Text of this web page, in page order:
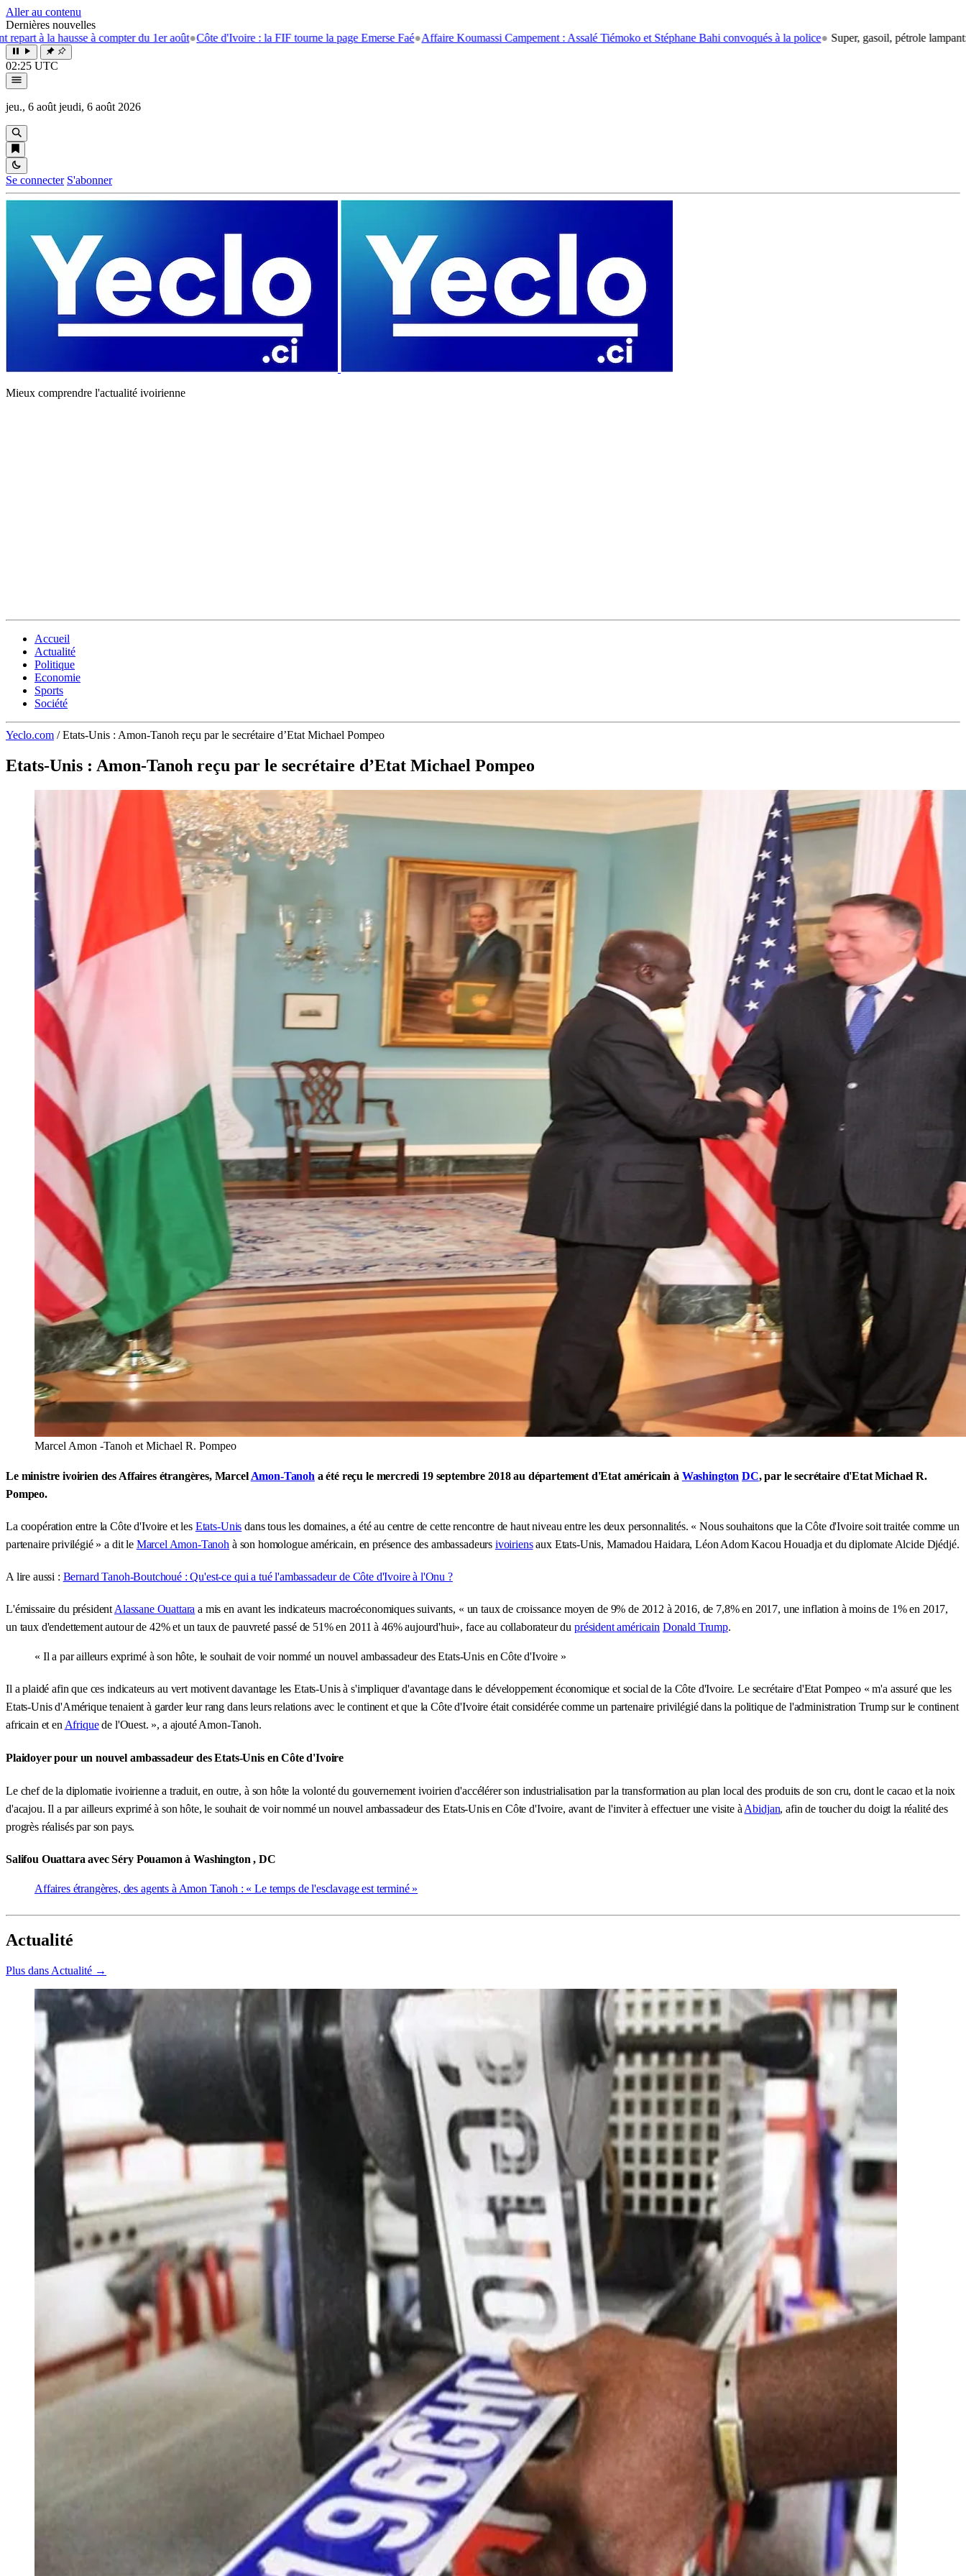
Aller au contenu
Dernières nouvelles
à compter du 1er août●Côte d'Ivoire : la FIF tourne la page Emerse Faé●Affaire Koumassi Campement : Assalé Tiémoko et Stéphane Bahi convoqués à la police● Super, gasoil, pétrole lampant: le
02:25 UTC
jeu., 6 août jeudi, 6 août 2026
Se connecter S'abonner
Mieux comprendre l'actualité ivoirienne
Accueil
Actualité
Politique
Economie
Sports
Société
Yeclo.com / Etats-Unis : Amon-Tanoh reçu par le secrétaire d’Etat Michael Pompeo
Etats-Unis : Amon-Tanoh reçu par le secrétaire d’Etat Michael Pompeo
Marcel Amon -Tanoh et Michael R. Pompeo
Le ministre ivoirien des Affaires étrangères, Marcel Amon-Tanoh a été reçu le mercredi 19 septembre 2018 au département d'Etat américain à Washington DC, par le secrétaire d'Etat Michael R.
Pompeo.
La coopération entre la Côte d'Ivoire et les Etats-Unis dans tous les domaines, a été au centre de cette rencontre de haut niveau entre les deux personnalités. « Nous souhaitons que la Côte d'Ivoire soit traitée comme un
partenaire privilégié » a dit le Marcel Amon-Tanoh à son homologue américain, en présence des ambassadeurs ivoiriensaux Etats-Unis, Mamadou Haidara, Léon Adom Kacou Houadja et du diplomate Alcide Djédjé.
A lire aussi : Bernard Tanoh-Boutchoué : Qu'est-ce qui a tué l'ambassadeur de Côte d'Ivoire à l'Onu ?
L'émissaire du président Alassane Ouattara a mis en avant les indicateurs macroéconomiques suivants, « un taux de croissance moyen de 9% de 2012 à 2016, de 7,8% en 2017, une inflation à moins de 1% en 2017,
un taux d'endettement autour de 42% et un taux de pauvreté passé de 51% en 2011 à 46% aujourd'hui», face au collaborateur duprésident américain Donald Trump.
« Il a par ailleurs exprimé à son hôte, le souhait de voir nommé un nouvel ambassadeur des Etats-Unis en Côte d'Ivoire »
Il a plaidé afin que ces indicateurs au vert motivent davantage les Etats-Unis à s'impliquer d'avantage dans le développement économique et social de la Côte d'Ivoire. Le secrétaire d'Etat Pompeo « m'a assuré que les
Etats-Unis d'Amérique tenaient à garder leur rang dans leurs relations avec le continent et que la Côte d'Ivoire était considérée comme un partenaire privilégié dans la politique de l'administration Trump sur le continent
africain et en Afriquede l'Ouest. », a ajouté Amon-Tanoh.
Plaidoyer pour un nouvel ambassadeur des Etats-Unis en Côte d'Ivoire
Le chef de la diplomatie ivoirienne a traduit, en outre, à son hôte la volonté du gouvernement ivoirien d'accélérer son industrialisation par la transformation au plan local des produits de son cru, dont le cacao et la noix
d'acajou. Il a par ailleurs exprimé à son hôte, le souhait de voir nommé un nouvel ambassadeur des Etats-Unis en Côte d'Ivoire, avant de l'inviter à effectuer une visite à Abidjan, afin de toucher du doigt la réalité des
progrès réalisés par son pays.
Salifou Ouattara avec Séry Pouamon à Washington , DC
Affaires étrangères, des agents à Amon Tanoh : « Le temps de l'esclavage est terminé »
Actualité
Plus dans Actualité →